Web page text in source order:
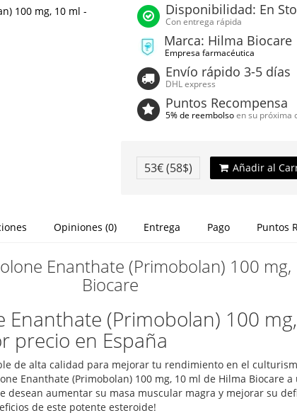
Disponibilidad: En
Con entrega rápida
Marca: Hilma Biocare
Empresa farmacéutica
Envío rápido 3-5 días
DHL express
Puntos Recompensa
5% de reembolsoen su próxima
53€(58$) Añadir al
Opiniones (0) Entrega Pago Puntos
Enanthate (Primobolan) 100 mg,
Biocare
(Primobolan) 100
precio en España
de alta calidad para mejorar tu rendimiento en el
Enanthate (Primobolan) 100 mg, 10 ml de Hilma Biocare
desean aumentar su masa muscular magra y mejorar su
de este potente esteroide!